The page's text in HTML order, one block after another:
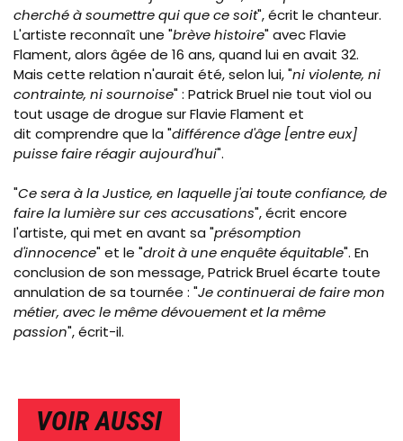
cherché à soumettre qui que ce soit", écrit le chanteur.
L'artiste reconnaît une "brève histoire" avec Flavie
Flament, alors âgée de 16 ans, quand lui en avait 32.
Mais cette relation n'aurait été, selon lui, "ni violente, ni
contrainte, ni sournoise" : Patrick Bruel nie tout viol ou
tout usage de drogue sur Flavie Flament et
dit comprendre que la "différence d'âge [entre eux]
puisse faire réagir aujourd'hui".
"Ce sera à la Justice, en laquelle j'ai toute confiance, de
faire la lumière sur ces accusations", écrit encore
l'artiste, qui met en avant sa "présomption
d'innocence" et le "droit à une enquête équitable". En
conclusion de son message, Patrick Bruel écarte toute
annulation de sa tournée : "Je continuerai de faire mon
métier, avec le même dévouement et la même
passion", écrit-il.
VOIR AUSSI